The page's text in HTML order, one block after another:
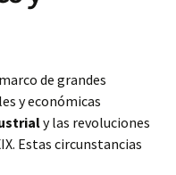
de grandes
y económicas
y las revoluciones
Estas circunstancias